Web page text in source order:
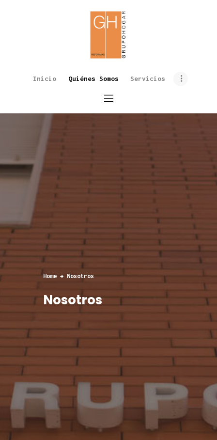
Inicio Quiénes Somos Servicios
Home Nosotros
Nosotros
Quiénes Somos
Servicios
Galería